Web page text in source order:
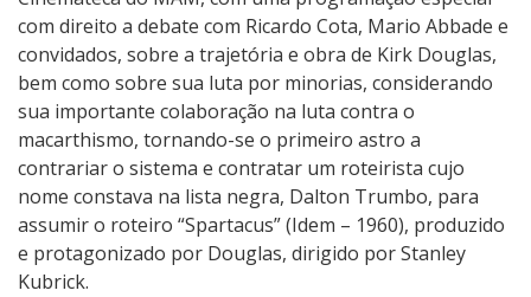
com direito a debate com Ricardo Cota, Mario Abbade e
convidados, sobre a trajetória e obra de Kirk Douglas,
bem como sobre sua luta por minorias, considerando
sua importante colaboração na luta contra o
macarthismo, tornando-se o primeiro astro a
contrariar o sistema e contratar um roteirista cujo
nome constava na lista negra, Dalton Trumbo, para
assumir o roteiro “Spartacus” (Idem – 1960), produzido
e protagonizado por Douglas, dirigido por Stanley
Kubrick.